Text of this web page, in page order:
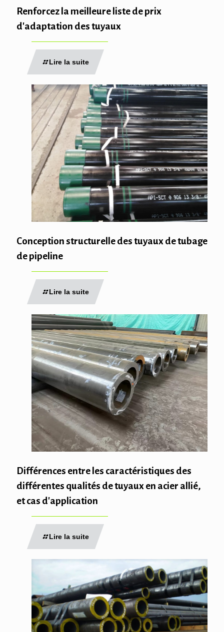
Renforcez la meilleure liste de prix
d'adaptation des tuyaux
Lire la suite
Conception structurelle des tuyaux de tubage
de pipeline
Lire la suite
Différences entre les caractéristiques des
différentes qualités de tuyaux en acier allié,
et cas d'application
Lire la suite